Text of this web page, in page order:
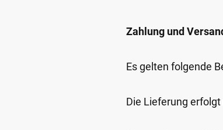
Zahlung und
Es gelten folgende
Die Lieferung